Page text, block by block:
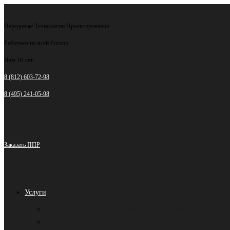
к Передовые Технологии Проектирования
Работаем по всей России
Нам 16 лет
8 (812) 603-72-98
8 (495) 241-05-98
Заказать ППР
Услуги